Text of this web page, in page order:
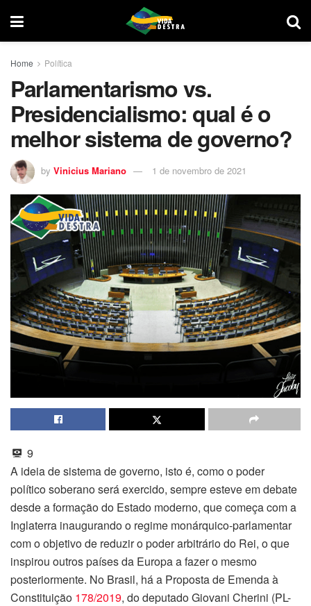
Home Política
Parlamentarismo vs.
Presidencialismo: qual é o
melhor sistema de governo?
by Vinicius Mariano 1 de novembro de 2021
9
A ideia de sistema de governo, isto é, como o poder
político soberano será exercido, sempre esteve em debate
desde a formação do Estado moderno, que começa com a
Inglaterra inaugurando o regime monárquico-parlamentar
com o objetivo de reduzir o poder arbitrário do Rei, o que
inspirou outros países da Europa a fazer o mesmo
posteriormente. No Brasil, há a Proposta de Emenda à
Constituição 178/2019, do deputado Giovani Cherini (PL-